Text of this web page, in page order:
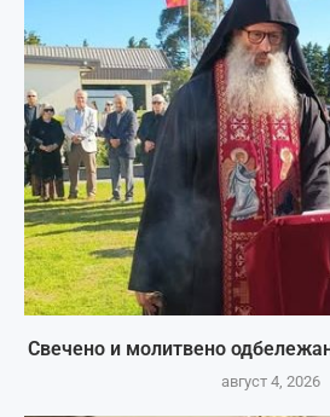
Свечено и молитвено
август 4, 2026